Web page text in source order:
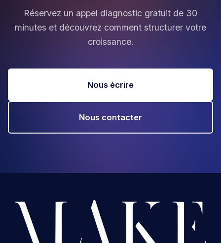
Réservez un appel diagnostic gratuit de 30
minutes et découvrez comment structurer votre
croissance.
Nous écrire
Nous contacter